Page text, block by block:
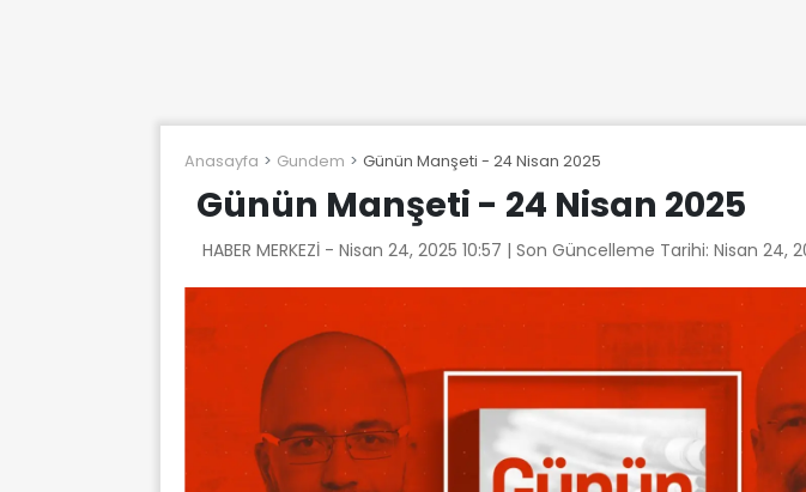
Anasayfa Gundem Günün Manşeti - 24 Nisan 2025
Günün Manşeti - 24 Nisan 2025
HABER MERKEZİ - Nisan 24, 2025 10:57 | Son Güncelleme Tarihi: Nisan 24,